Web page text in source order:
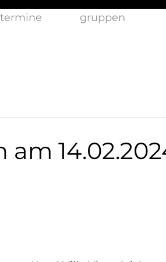
termine gruppen
am